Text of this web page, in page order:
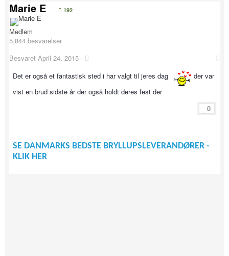
Marie E 192
Medlem
5,844 besvarelser
Besvaret April 24, 2015 ·
Det er også et fantastisk sted i har valgt til jeres dag
der var
vist en brud sidste år der også holdt deres fest der
0
SE DANMARKS BEDSTE BRYLLUPSLEVERANDØRER -
KLIK HER